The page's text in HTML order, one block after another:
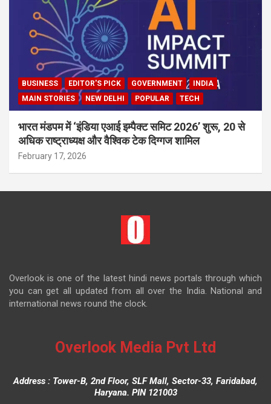
BUSINESS EDITOR'S PICK GOVERNMENT
INDIA
MAIN STORIES
NEW DELHI POPULAR TECH
भारत मंडपम में ‘इंडिया एआई इम्पैक्ट समिट 2026’ शुरू, 20 से
अधिक राष्ट्राध्यक्ष और वैश्विक टेक दिग्गज शामिल
February 17, 2026
Overlook is one of the latest hindi news portals through which
you can get all updated from all over the India. National and
international news round the clock.
Overlook Media Pvt Ltd
Address : Tower-B, 2nd Floor, SLF Mall, Sector-33, Faridabad,
Haryana. PIN 121003